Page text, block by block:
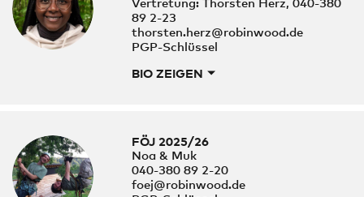
89 2-23
thorsten.herz@robinwood.de
PGP-Schlüssel
BIO ZEIGEN
FÖJ 2025/26
Noa & Muk
040-380 89 2-20
foej@robinwood.de